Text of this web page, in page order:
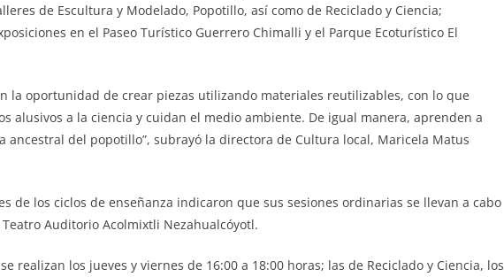
de Escultura y Modelado, Popotillo, así como de Reciclado y Ciencia;
en el Paseo Turístico Guerrero Chimalli y el Parque Ecoturístico El
la oportunidad de crear piezas utilizando materiales reutilizables, con lo que
alusivos a la ciencia y cuidan el medio ambiente. De igual manera, aprenden a
ancestral del popotillo”, subrayó la directora de Cultura local, Maricela Matus
de los ciclos de enseñanza indicaron que sus sesiones ordinarias se llevan a cabo
Auditorio Acolmixtli Nezahualcóyotl.
realizan los jueves y viernes de 16:00 a 18:00 horas; las de Reciclado y Ciencia, los